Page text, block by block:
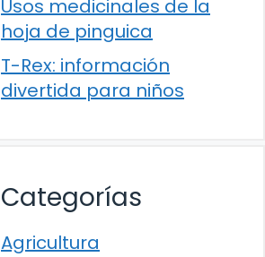
Usos medicinales de la
hoja de pinguica
T-Rex: información
divertida para niños
Categorías
Agricultura